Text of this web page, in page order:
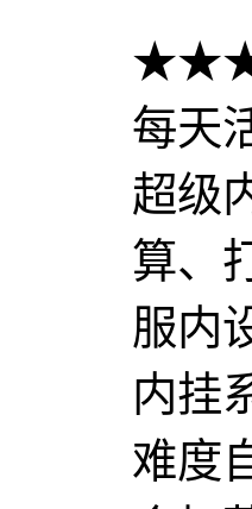
★★★
每天
超级
算、
服内
内挂
难度